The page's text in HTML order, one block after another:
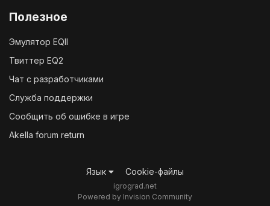
Полезное
Эмулятор EQII
Твиттер EQ2
Чат с разработчиками
Служба поддержки
Сообщить об ошибке в игре
Akella forum return
Язык Cookie-файлы
igrograd.net
Powered by Invision Community